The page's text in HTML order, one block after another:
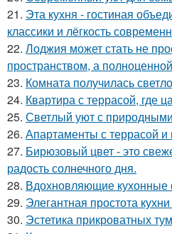
21. Эта кухня - гостиная
классики и лёгкость
22. Лоджия может стать не
пространством, а
23. Комната получилась
24. Квартира с террасой, где
25. Светлый уют с
26. Апартаменты с террасой
27. Бирюзовый цвет - это
радость солнечного дня.
28. Вдохновляющие кухонные
29. Элегантная простота
30. Эстетика прикроватных